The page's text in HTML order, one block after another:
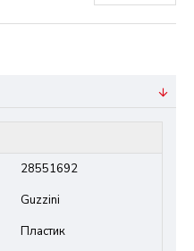
28551692
Guzzini
Пластик